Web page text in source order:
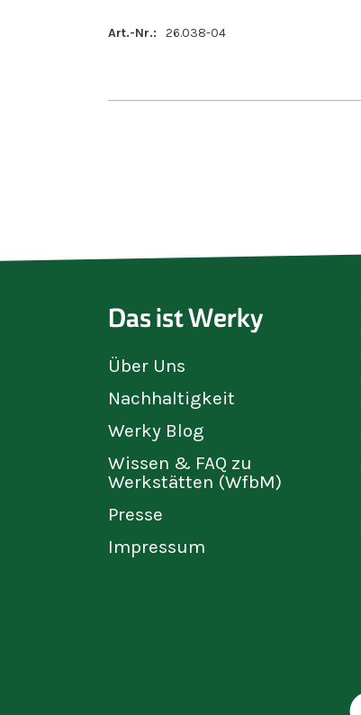
Art.-Nr.: 26.038-04
Das ist Werky
Über Uns
Nachhaltigkeit
Werky Blog
Wissen & FAQ zu
Werkstätten (WfbM)
Presse
Impressum